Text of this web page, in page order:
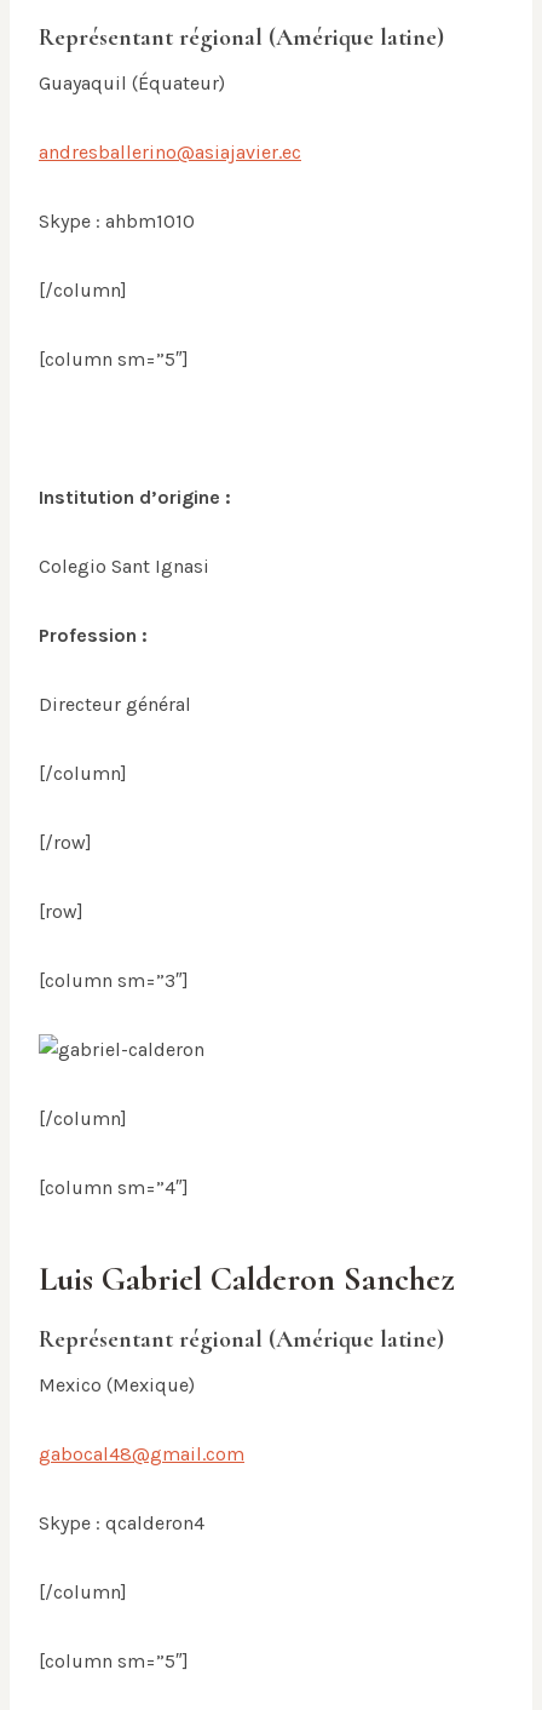
Représentant régional (Amérique latine)
Guayaquil (Équateur)
andresballerino@asiajavier.ec
Skype : ahbm1010
[/column]
[column sm=”5″]
Institution d’origine :
Colegio Sant Ignasi
Profession :
Directeur général
[/column]
[/row]
[row]
[column sm=”3″]
[/column]
[column sm=”4″]
Luis Gabriel Calderon Sanchez
Représentant régional (Amérique latine)
Mexico (Mexique)
gabocal48@gmail.com
Skype : qcalderon4
[/column]
[column sm=”5″]